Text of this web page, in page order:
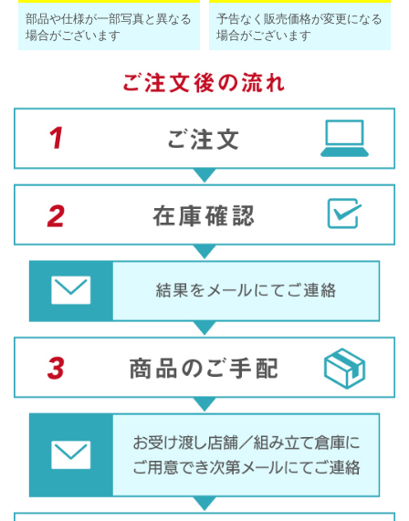
部品や仕様が一部写真と異なる
場合がございます
予告なく販売価格が変更になる
場合がございます